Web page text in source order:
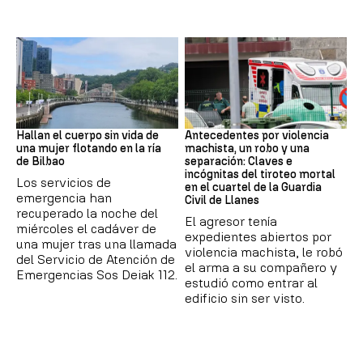
BILBAO
Hallan el cuerpo sin vida de
una mujer flotando en la ría
de Bilbao
Los servicios de
emergencia han
recuperado la noche del
miércoles el cadáver de
una mujer tras una llamada
del Servicio de Atención de
Emergencias Sos Deiak 112.
ASTURIAS
Antecedentes por violencia
machista, un robo y una
separación: Claves e
incógnitas del tiroteo mortal
en el cuartel de la Guardia
Civil de Llanes
El agresor tenía
expedientes abiertos por
violencia machista, le robó
el arma a su compañero y
estudió como entrar al
edificio sin ser visto.